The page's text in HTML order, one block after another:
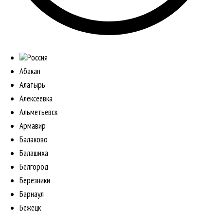
Россия
Абакан
Алатырь
Алексеевка
Альметьевск
Армавир
Балаково
Балашиха
Белгород
Березники
Барнаул
Бежецк